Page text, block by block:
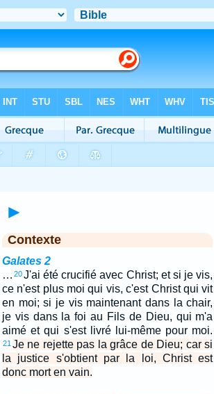
►
Contexte
Galates 2
… 20J'ai été crucifié avec Christ; et si je vis,
ce n'est plus moi qui vis, c'est Christ qui vit
en moi; si je vis maintenant dans la chair,
je vis dans la foi au Fils de Dieu, qui m'a
aimé et qui s'est livré lui-même pour moi.
21 Je ne rejette pas la grâce de Dieu; car si
la justice s'obtient par la loi, Christ est
donc mort en vain.